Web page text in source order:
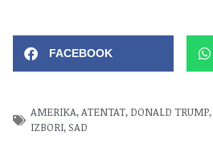
FACEBOOK
AMERIKA,ATENTAT, DONALD TRUMP,
IZBORI, SAD